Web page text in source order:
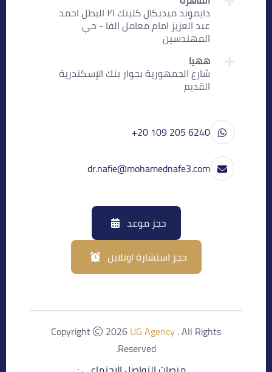
دايموند ميديكال كلينك ٢١ البطل احمد
عبد العزيز امام معامل الفا - حي
المهندسين
ههيا
شارع الجمهورية بجوار بنك الإسكندرية
القديم
+20 109 205 6240
dr.nafie@mohamednafe3.com
حجز موعد
حجز استشارة اونلاين
Copyright 2026UG Agency. All Rights
Reserved.